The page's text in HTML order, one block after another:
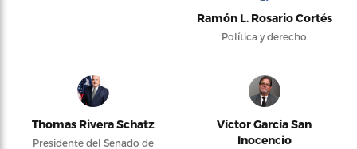
Ramón L. Rosario Cortés
Política y derecho
Thomas Rivera Schatz
Presidente del Senado de
Víctor García San
Inocencio